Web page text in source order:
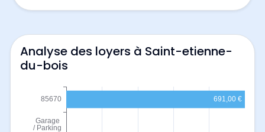
Analyse des loyers à Saint-etienne-
du-bois